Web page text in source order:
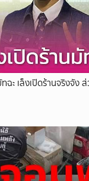
ะ เล็งเปิดร้านจริงจัง